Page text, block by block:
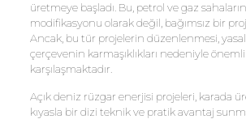
üretmeye başladı. Bu, petrol ve gaz
modifikasyonu olarak değil, bağımsız bir
Ancak, bu tür projelerin düzenlenmesi,
çerçevenin karmaşıklıkları nedeniyle
karşılaşmaktadır.
Açık deniz rüzgar enerjisi projeleri, karada
kıyasla bir dizi teknik ve pratik avantaj